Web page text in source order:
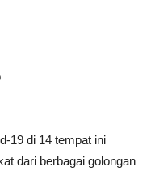
19 di 14 tempat ini
dari berbagai golongan